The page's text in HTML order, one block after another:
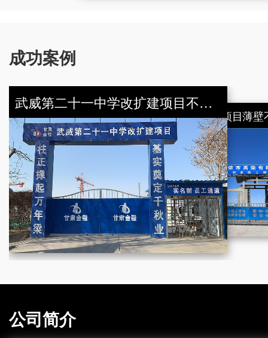
成功案例
西安曲江希尔顿嘉悦里酒店-304不锈钢水管安装工程竣工
武威第二十一中学改扩建项目不锈钢水管采购案例
公司简介